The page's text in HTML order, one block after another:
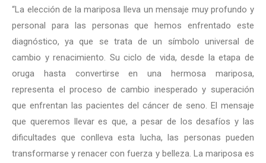
“La elección de la mariposa lleva un mensaje muy profundo y
personal para las personas que hemos enfrentado este
diagnóstico, ya que se trata de un símbolo universal de
cambio y renacimiento. Su ciclo de vida, desde la etapa de
oruga hasta convertirse en una hermosa mariposa,
representa el proceso de cambio inesperado y superación
que enfrentan las pacientes del cáncer de seno. El mensaje
que queremos llevar es que, a pesar de los desafíos y las
dificultades que conlleva esta lucha, las personas pueden
transformarse y renacer con fuerza y belleza. La mariposa es